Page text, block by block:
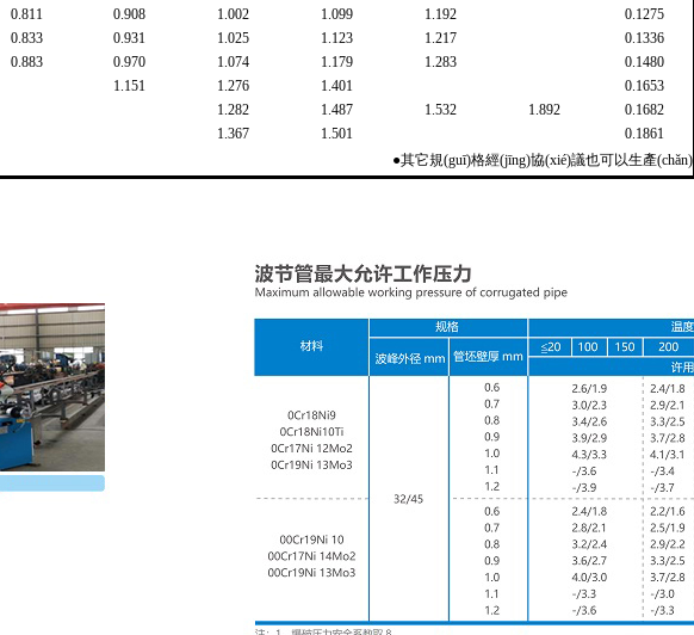
0.811 0.908 1.002 1.099 1.192
0.1275
0.833 0.931 1.025 1.123 1.217
0.1336
0.883 0.970 1.074 1.179 1.283
0.1480
1.151 1.276 1.401
0.1653
1.282 1.487 1.532 1.892
0.1682
1.367 1.501
0.1861
●其它規(guī)格經(jīng)協(xié)議也可以生產(chǎn)